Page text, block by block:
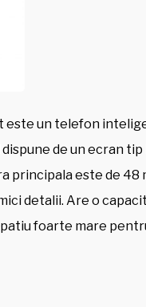
este un telefon
de un ecran tip
principala este de 48
detalii. Are o
foarte mare